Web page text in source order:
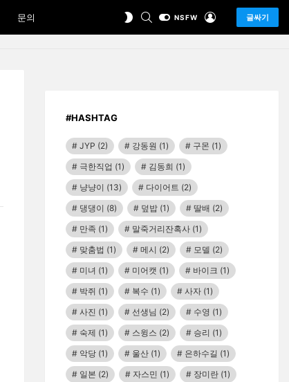
문의
SWITCHSEARCHNSFW 글싸기
#HASHTAG
JYP (2) 강동원 (1) 구몬 (1)
극한직업 (1) 김동희 (1)
냥냥이 (13) 다이어트 (2)
댕댕이 (8) 덮밥 (1) 딸배 (2)
만족 (1) 말죽거리잔혹사 (1)
맞춤법 (1) 메시 (2) 모델 (2)
미녀 (1) 미어캣 (1) 바이크 (1)
박쥐 (1) 복수 (1) 사자 (1)
사진 (1) 선생님 (2) 수영 (1)
숙제 (1) 스윙스 (2) 승리 (1)
악당 (1) 울산 (1) 은하수길 (1)
일본 (2) 자스민 (1) 장미란 (1)